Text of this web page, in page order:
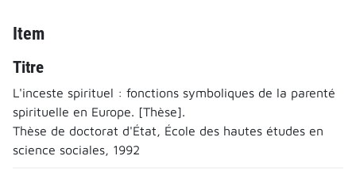
Item
Titre
L'inceste spirituel : fonctions symboliques de la parenté
spirituelle en Europe. [Thèse].
Thèse de doctorat d'État, École des hautes études en
science sociales, 1992